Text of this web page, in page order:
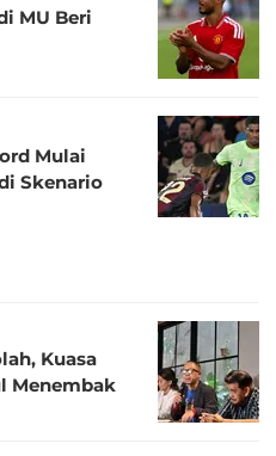
MU Beri
Mulai
Skenario
Kuasa
Menembak